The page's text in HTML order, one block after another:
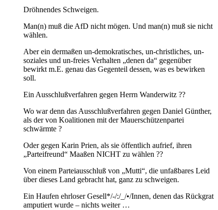
Dröhnendes Schweigen.
Man(n) muß die AfD nicht mögen. Und man(n) muß sie nicht
wählen.
Aber ein dermaßen un-demokratisches, un-christliches, un-
soziales und un-freies Verhalten „denen da“ gegenüber
bewirkt m.E. genau das Gegenteil dessen, was es bewirken
soll.
Ein Ausschlußverfahren gegen Herrn Wanderwitz ??
Wo war denn das Ausschlußverfahren gegen Daniel Günther,
als der von Koalitionen mit der Mauerschützenpartei
schwärmte ?
Oder gegen Karin Prien, als sie öffentlich aufrief, ihren
„Parteifreund“ Maaßen NICHT zu wählen ??
Von einem Parteiausschluß von „Mutti“, die unfaßbares Leid
über dieses Land gebracht hat, ganz zu schweigen.
Ein Haufen ehrloser Gesell*/-/:/_/•/Innen, denen das Rückgrat
amputiert wurde – nichts weiter …